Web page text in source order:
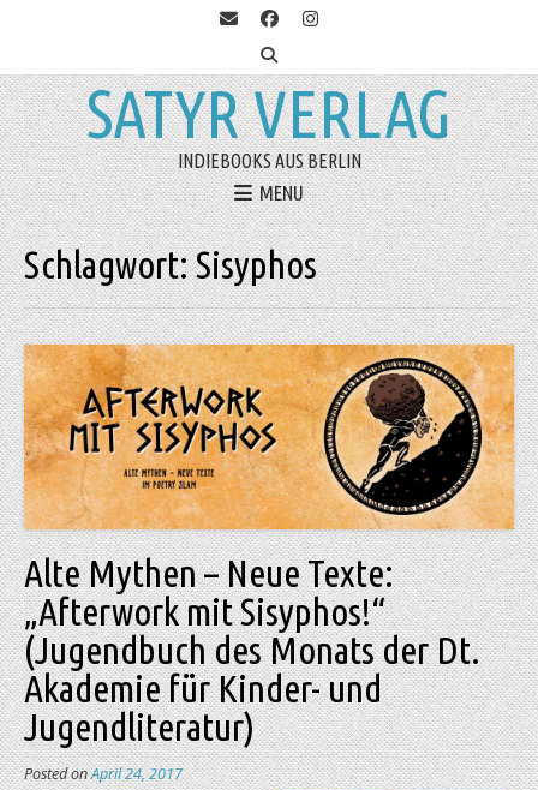
SATYR VERLAG
INDIEBOOKS AUS BERLIN
MENU
Schlagwort:Sisyphos
Alte Mythen – Neue Texte:
„Afterwork mit Sisyphos!“
(Jugendbuch des Monats der Dt.
Akademie für Kinder- und
Jugendliteratur)
Posted onApril 24, 2017